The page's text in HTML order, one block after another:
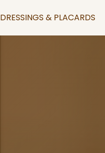
DRESSINGS & PLACARDS